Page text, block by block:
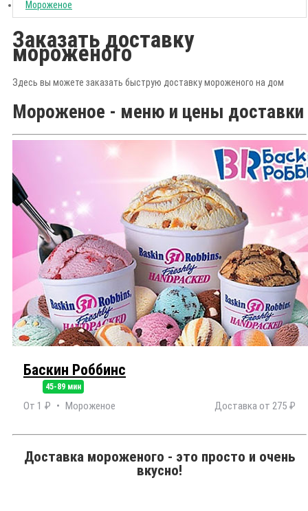
Мороженое
Заказать доставку
мороженого
Здесь вы можете заказать быструю доставку мороженого на дом
Мороженое - меню и цены доставки
Баскин Роббинс
45-89 мин
От 1 ₽ Мороженое Доставка от 275 ₽
Доставка мороженого - это просто и очень
вкусно!